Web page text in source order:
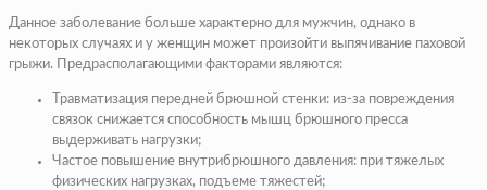
Данное заболевание больше характерно для мужчин, однако в
некоторых случаях и у женщин может произойти выпячивание паховой
грыжи. Предрасполагающими факторами являются:
Травматизация передней брюшной стенки: из-за повреждения
связок снижается способность мышц брюшного пресса
выдерживать нагрузки;
Частое повышение внутрибрюшного давления: при тяжелых
физических нагрузках, подъеме тяжестей;